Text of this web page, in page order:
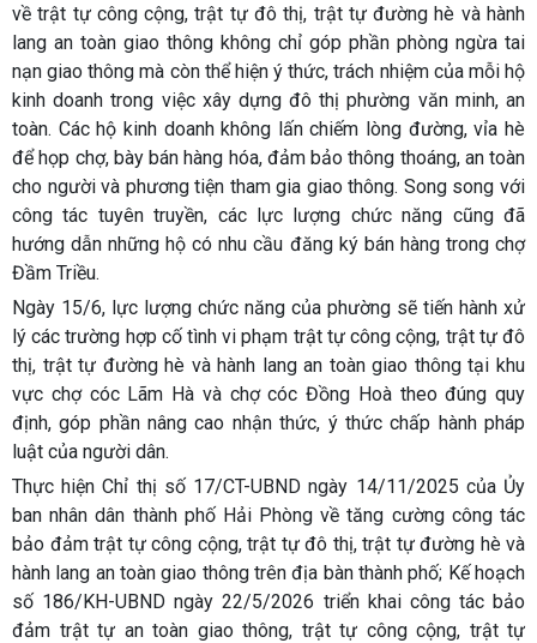
về trật tự công cộng, trật tự đô thị, trật tự đường hè và hành
lang an toàn giao thông không chỉ góp phần phòng ngừa tai
nạn giao thông mà còn thể hiện ý thức, trách nhiệm của mỗi hộ
kinh doanh trong việc xây dựng đô thị phường văn minh, an
toàn. Các hộ kinh doanh không lấn chiếm lòng đường, vỉa hè
để họp chợ, bày bán hàng hóa, đảm bảo thông thoáng, an toàn
cho người và phương tiện tham gia giao thông. Song song với
công tác tuyên truyền, các lực lượng chức năng cũng đã
hướng dẫn những hộ có nhu cầu đăng ký bán hàng trong chợ
Đầm Triều.
Ngày 15/6, lực lượng chức năng của phường sẽ tiến hành xử
lý các trường hợp cố tình vi phạm trật tự công cộng, trật tự đô
thị, trật tự đường hè và hành lang an toàn giao thông tại khu
vực chợ cóc Lãm Hà và chợ cóc Đồng Hoà theo đúng quy
định, góp phần nâng cao nhận thức, ý thức chấp hành pháp
luật của người dân.
Thực hiện Chỉ thị số 17/CT-UBND ngày 14/11/2025 của Ủy
ban nhân dân thành phố Hải Phòng về tăng cường công tác
bảo đảm trật tự công cộng, trật tự đô thị, trật tự đường hè và
hành lang an toàn giao thông trên địa bàn thành phố; Kế hoạch
số 186/KH-UBND ngày 22/5/2026 triển khai công tác bảo
đảm trật tự an toàn giao thông, trật tự công cộng, trật tự